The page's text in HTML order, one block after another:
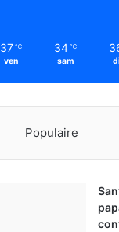
37 ℃
ven
34 ℃
sam
Populaire